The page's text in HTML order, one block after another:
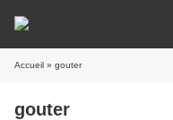
Accueil » gouter
gouter